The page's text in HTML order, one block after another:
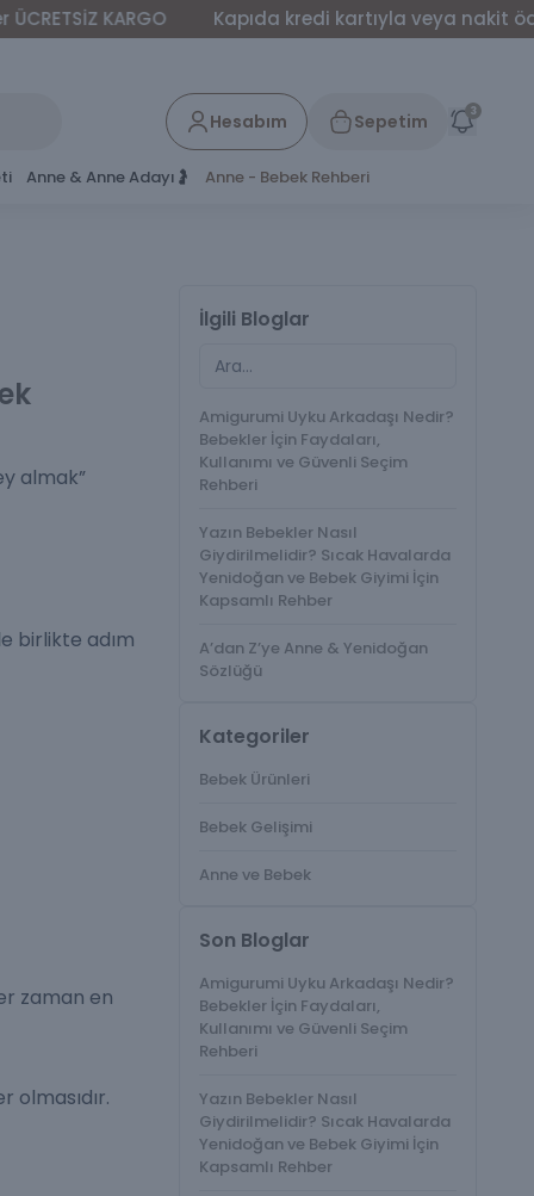
KARGO Kapıda kredi kartıyla veya nakit ödeme
Hesabım Sepetim 3
Anne & Anne Adayı🤰 Anne - Bebek Rehberi
almak”
birlikte adım
zaman en
olmasıdır.
İlgili Bloglar
Amigurumi Uyku Arkadaşı Nedir?
Bebekler İçin Faydaları,
Kullanımı ve Güvenli Seçim
Rehberi
Yazın Bebekler Nasıl
Giydirilmelidir? Sıcak Havalarda
Yenidoğan ve Bebek Giyimi İçin
Kapsamlı Rehber
A’dan Z’ye Anne & Yenidoğan
Sözlüğü
Kategoriler
Bebek Ürünleri
Bebek Gelişimi
Anne ve Bebek
Son Bloglar
Amigurumi Uyku Arkadaşı Nedir?
Bebekler İçin Faydaları,
Kullanımı ve Güvenli Seçim
Rehberi
Yazın Bebekler Nasıl
Giydirilmelidir? Sıcak Havalarda
Yenidoğan ve Bebek Giyimi İçin
Kapsamlı Rehber